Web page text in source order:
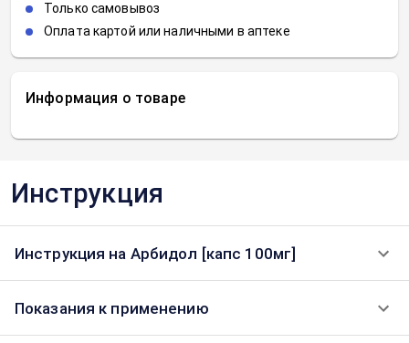
Информация о товаре
Только самовывоз
Оплата картой или наличными в аптеке
Инструкция
Инструкция на Арбидол [капс 100мг]
Показания к применению